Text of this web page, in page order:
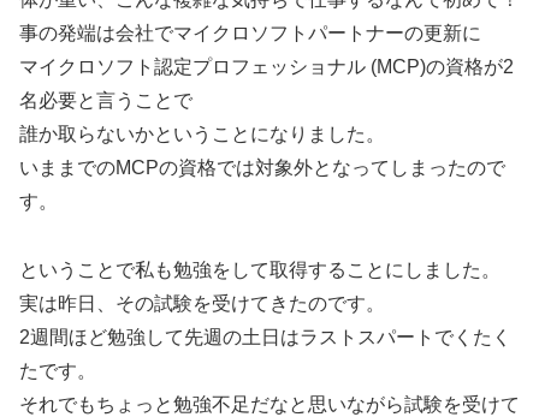
事の発端は会社でマイクロソフトパートナーの更新に
マイクロソフト認定プロフェッショナル (MCP)の資格が2
名必要と言うことで
誰か取らないかということになりました。
いままでのMCPの資格では対象外となってしまったので
す。
ということで私も勉強をして取得することにしました。
実は昨日、その試験を受けてきたのです。
2週間ほど勉強して先週の土日はラストスパートでくたく
たです。
それでもちょっと勉強不足だなと思いながら試験を受けて